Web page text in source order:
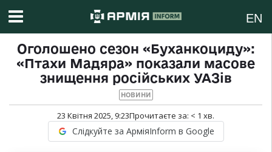
EN
Оголошено сезон «Буханкоциду»:
«Птахи Мадяра» показали масове
знищення російських УАЗів
НОВИНИ
23 Квітня 2025, 9:23Прочитаєте за: < 1 хв.
Слідкуйте за АрміяInform в Google